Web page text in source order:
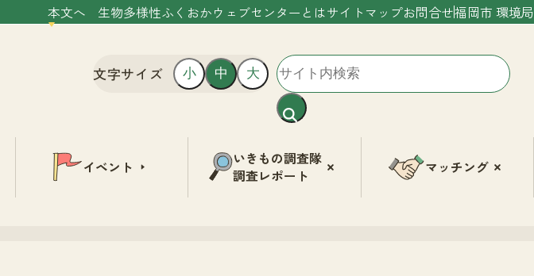
本文へ 生物多様性ふくおかウェブセンターとはサイトマップお問合せ福岡市 環境局
文字サイズ 小 中 大
イベント
いきもの調査隊
調査レポート
マッチング